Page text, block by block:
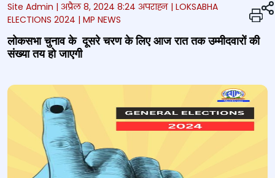
Site Admin | अप्रैल 8, 2024 8:24 अपराह्न | LOKSABHA
ELECTIONS 2024 | MP NEWS
लोकसभा चुनाव के दूसरे चरण के लिए आज रात तक उम्मीदवारों की
संख्या तय हो जाएगी